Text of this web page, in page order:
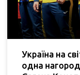
Україна на
одна